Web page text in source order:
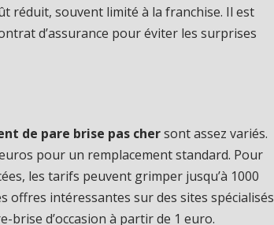
réduit, souvent limité à la franchise. Il est
d’assurance pour éviter les surprises
de pare brise pas chersont assez variés.
pour un remplacement standard. Pour
les tarifs peuvent grimper jusqu’à 1000
offres intéressantes sur des sites spécialisés
brise d’occasion à partir de 1 euro.